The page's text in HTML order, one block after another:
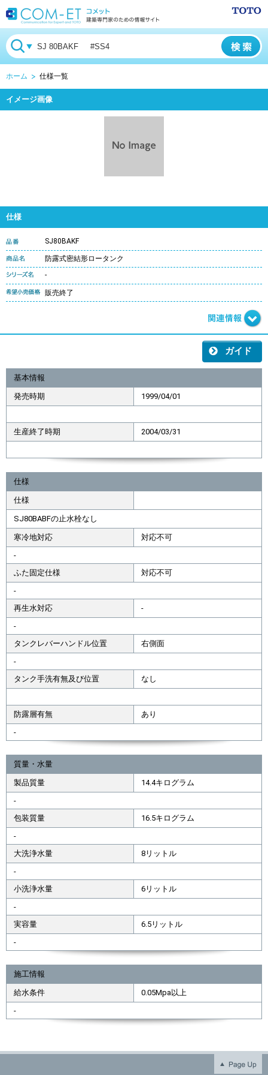
ホーム 仕様一覧
イメージ画像
仕様
SJ80BAKF
防露式密結形ロータンク
-
販売終了
ガイド
基本情報
発売時期 1999/04/01
生産終了時期 2004/03/31
仕様
仕様
SJ80BABFの止水栓なし
寒冷地対応
対応不可
-
ふた固定仕様
対応不可
-
再生水対応
-
-
タンクレバーハンドル位置
右側面
-
タンク手洗有無及び位置
なし
防露層有無
あり
-
質量・水量
製品質量
14.4キログラム
-
包装質量
16.5キログラム
-
大洗浄水量
8リットル
-
小洗浄水量
6リットル
-
実容量
6.5リットル
-
施工情報
給水条件
0.05Mpa以上
-